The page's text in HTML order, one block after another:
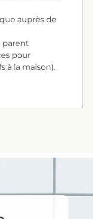
auprès de
parent
pour
à la maison).